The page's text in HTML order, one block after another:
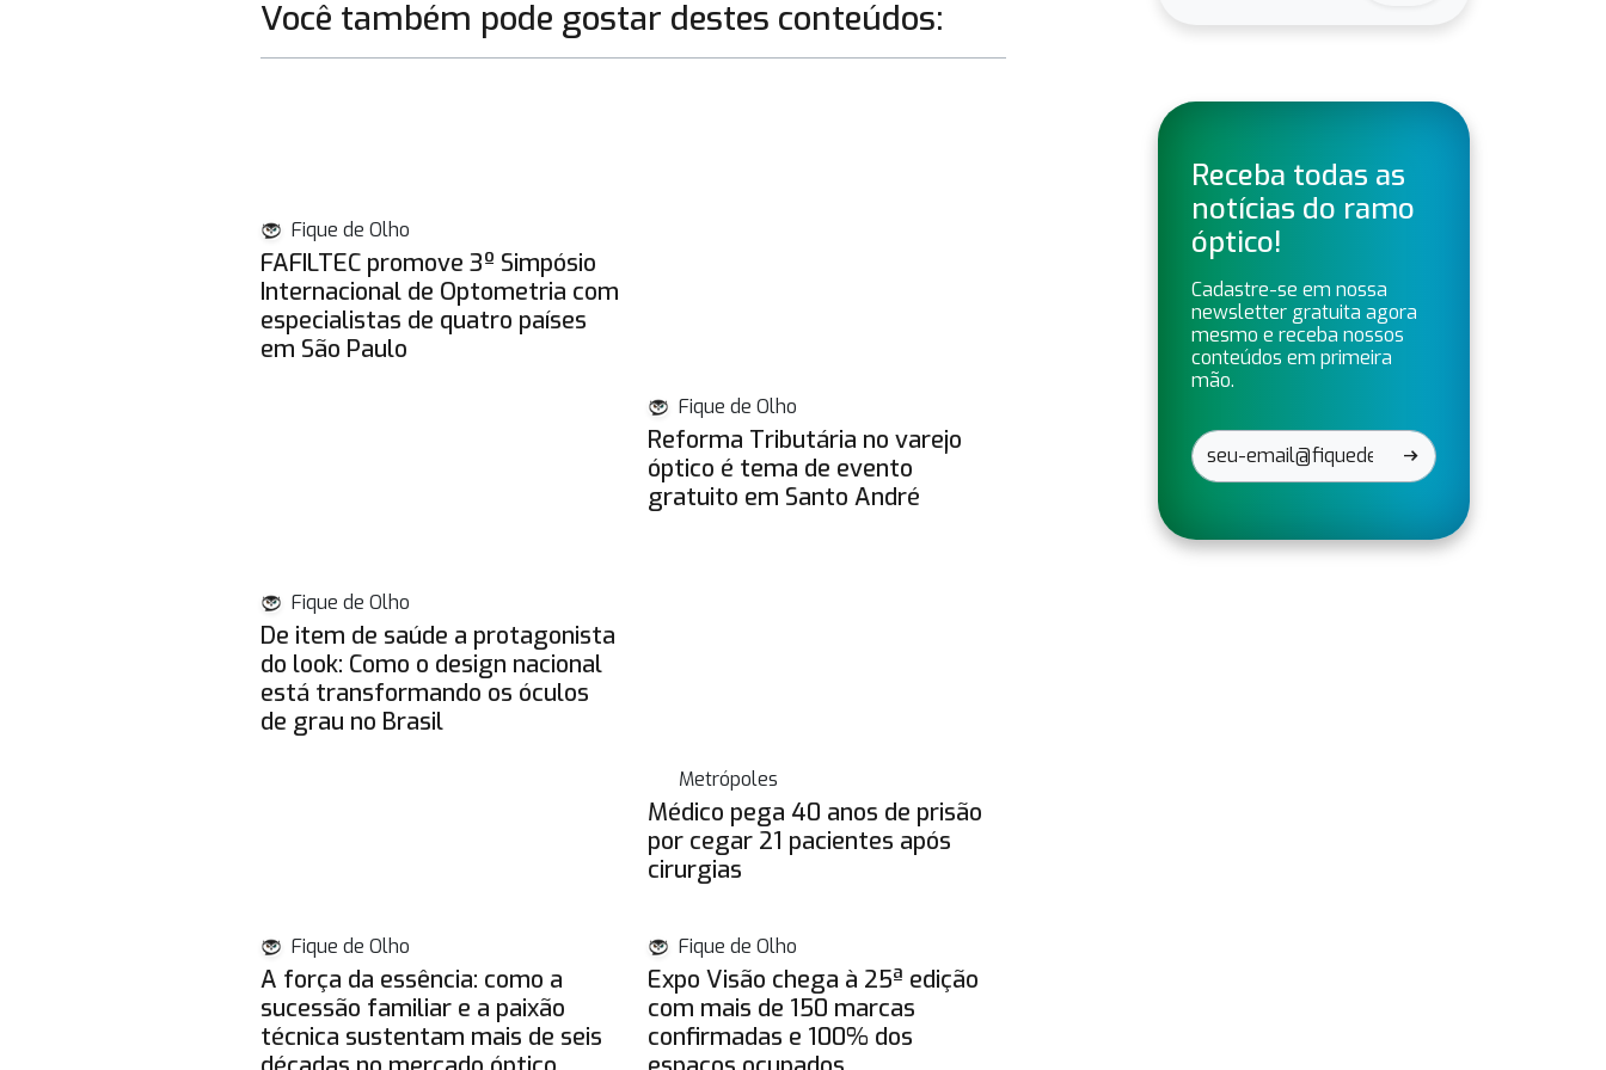
Você também pode gostar destes conteúdos:
Fique de Olho
FAFILTEC promove 3º Simpósio
Internacional de Optometria com
especialistas de quatro países
em São Paulo
Fique de Olho
Reforma Tributária no varejo
óptico é tema de evento
gratuito em Santo André
Fique de Olho
De item de saúde a protagonista
do look: Como o design nacional
está transformando os óculos
de grau no Brasil
Metrópoles
Médico pega 40 anos de prisão
por cegar 21 pacientes após
cirurgias
Fique de Olho
A força da essência: como a
sucessão familiar e a paixão
técnica sustentam mais de seis
Fique de Olho
Expo Visão chega à 25ª edição
com mais de 150 marcas
confirmadas e 100% dos
Receba todas as
notícias do ramo
óptico!
Cadastre-se em nossa
newsletter gratuita agora
mesmo e receba nossos
conteúdos em primeira
mão.
arrow_right_alt